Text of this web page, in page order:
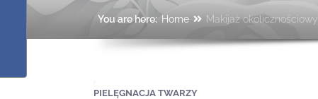
You are here: Home Makijaż okolicznościowy
PIELĘGNACJA TWARZY